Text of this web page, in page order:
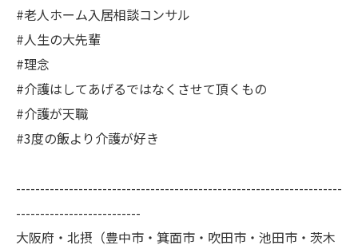
#老人ホーム入居相談コンサル
#人生の大先輩
#理念
#介護はしてあげるではなくさせて頂くもの
#介護が天職
#3度の飯より介護が好き
--------------------------------------------------------------------
--------------------------
大阪府・北摂（豊中市・箕面市・吹田市・池田市・茨木